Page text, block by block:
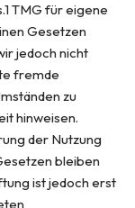
TMG für eigene
Gesetzen
jedoch nicht
fremde
zu
hinweisen.
der Nutzung
bleiben
ist jedoch erst